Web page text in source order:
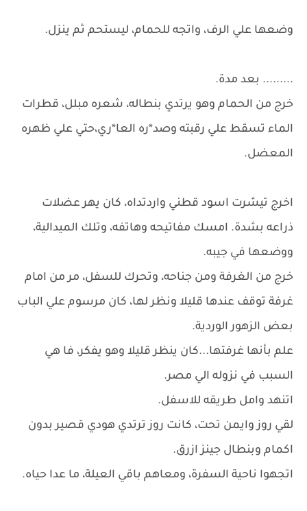
وضعها علي الرف، واتجه للحمام، ليستحم ثم ينزل.
......... بعد مدة.
خرج من الحمام وهو يرتدي بنطاله، شعره مبلل، قطرات
الماء تسقط علي رقبته وصد*ره العا*ري،حتي علي ظهره
المعضل.
اخرج تيشرت اسود قطني واردتداه، كان يهر عضلات
ذراعه بشدة. امسك مفاتيحه وهاتفه، وتلك الميدالية،
ووضعها في جيبه.
خرج من الغرفة ومن جناحه، وتحرك للسفل، مر من امام
غرفة توقف عندها قليلا ونظر لها، كان مرسوم علي الباب
بعض الزهور الوردية.
علم بأنها غرفتها...كان ينظر قليلا وهو يفكر، فا هي
السبب في نزوله الي مصر.
اتنهد وامل طريقه للاسفل.
لقي روز وايمن تحت، كانت روز ترتدي هودي قصير بدون
اكمام وبنطال جينز ازرق.
اتجهوا ناحية السفرة، ومعاهم باقي العيلة، ما عدا حياه.